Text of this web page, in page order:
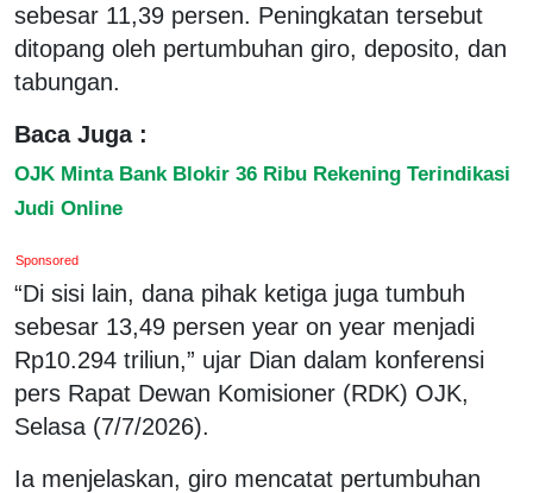
sebesar 11,39 persen. Peningkatan tersebut
ditopang oleh pertumbuhan giro, deposito, dan
tabungan.
Baca Juga :
OJK Minta Bank Blokir 36 Ribu Rekening Terindikasi
Judi Online
Sponsored
“Di sisi lain, dana pihak ketiga juga tumbuh
sebesar 13,49 persen year on year menjadi
Rp10.294 triliun,” ujar Dian dalam konferensi
pers Rapat Dewan Komisioner (RDK) OJK,
Selasa (7/7/2026).
Ia menjelaskan, giro mencatat pertumbuhan